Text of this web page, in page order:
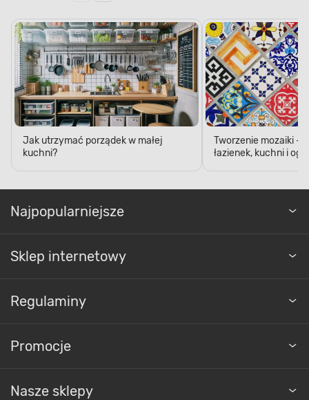
Jak utrzymać porządek w małej
kuchni?
Tworzenie mozaiki -
łazienek, kuchni i
Najpopularniejsze
Sklep internetowy
Regulaminy
Promocje
Nasze sklepy